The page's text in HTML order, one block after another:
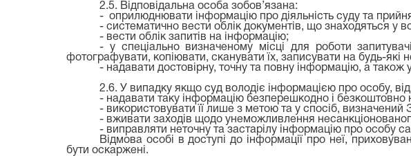
2.5. Відповідальна особа зобов’язана:
- оприлюднювати інформацію про діяльність суду та
- систематично вести облік документів, що знаходяться у
- вести облік запитів на інформацію;
- у спеціально визначеному місці для роботи
фотографувати, копіювати, сканувати їх, записувати на будь-які
- надавати достовірну, точну та повну інформацію, а також
2.6. У випадку якщо суд володіє інформацією про особу,
- надавати таку інформацію безперешкодно і безкоштовно
- використовувати її лише з метою та у спосіб, визначений
- вживати заходів щодо унеможливлення
- виправляти неточну та застарілу інформацію про особу
Відмова особі в доступі до інформації про неї,
бути оскаржені.